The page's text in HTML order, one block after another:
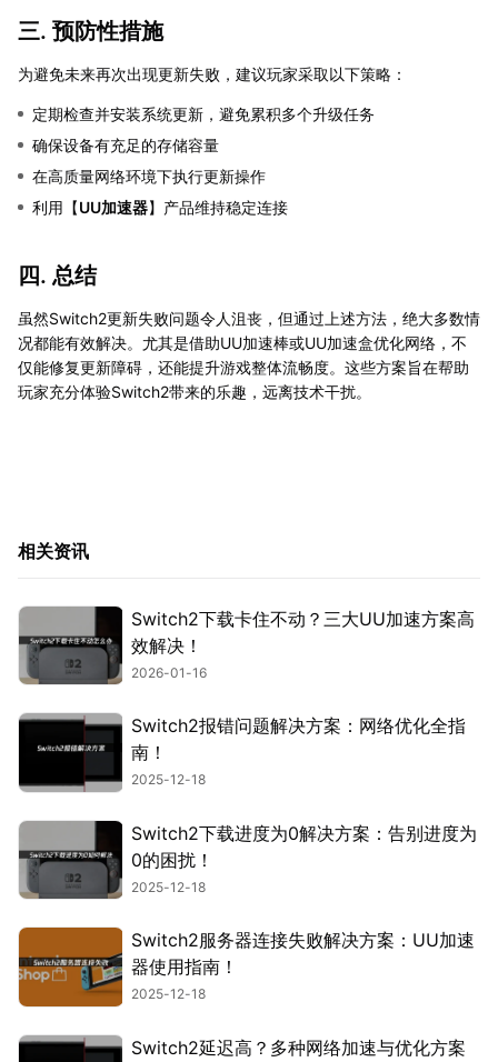
三. 预防性措施
为避免未来再次出现更新失败，建议玩家采取以下策略：
定期检查并安装系统更新，避免累积多个升级任务
确保设备有充足的存储容量
在高质量网络环境下执行更新操作
利用【UU加速器】产品维持稳定连接
四. 总结
虽然Switch2更新失败问题令人沮丧，但通过上述方法，绝大多数情
况都能有效解决。尤其是借助UU加速棒或UU加速盒优化网络，不
仅能修复更新障碍，还能提升游戏整体流畅度。这些方案旨在帮助
玩家充分体验Switch2带来的乐趣，远离技术干扰。
相关资讯
Switch2下载卡住不动？三大UU加速方案高
效解决！
2026-01-16
Switch2报错问题解决方案：网络优化全指
南！
2025-12-18
Switch2下载进度为0解决方案：告别进度为
0的困扰！
2025-12-18
Switch2服务器连接失败解决方案：UU加速
器使用指南！
2025-12-18
Switch2延迟高？多种网络加速与优化方案